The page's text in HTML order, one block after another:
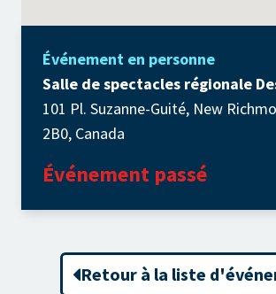
Événement en personne
Salle de spectacles régionale
101 Pl. Suzanne-Guité, New
2B0, Canada
Événement passé
Retour à la liste